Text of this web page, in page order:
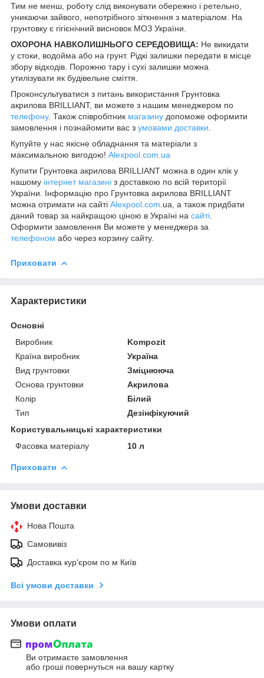
Тим не менш, роботу слід виконувати обережно і ретельно,
уникаючи зайвого, непотрібного зіткнення з матеріалом. На
грунтовку є гігієнічний висновок МОЗ України.
ОХОРОНА НАВКОЛИШНЬОГО СЕРЕДОВИЩА: Не викидати
у стоки, водойма або на грунт. Рідкі залишки передати в місце
збору відходів. Порожню тару і сухі залишки можна
утилізувати як будівельне сміття.
Проконсультуватися з питань використання Грунтовка
акрилова BRILLIANT, ви можете з нашим менеджером по
телефону. Також співробітник магазину допоможе оформити
замовлення і познайомити вас з умовами доставки
Купуйте у нас якісне обладнання та матеріали з
максимальною вигодою! Alexpool.com.ua
Купити Грунтовка акрилова BRILLIANT можна в один клік у
нашому інтернет магазині з доставкою по всій території
України. Інформацію про Грунтовка акрилова BRILLIANT
можна отримати на сайті Alexpool.com .ua, а також придбати
даний товар за найкращою ціною в Україні на сайті
Оформити замовлення Ви можете у менеджера за
телефоном або через корзину сайту.
Приховати
Характеристики
Основні
Виробник
Kompozit
Країна виробник
Україна
Вид грунтовки
Зміцнююча
Основа грунтовки
Акрилова
Колір
Білий
Тип
Дезінфікуючий
Користувальницькі характеристики
Фасовка матеріалу
10 л
Приховати
Умови доставки
Нова Пошта
Самовивіз
Доставка кур'єром по м Київ
Всі умови доставки
Умови оплати
Ви отримаєте замовлення
або гроші повернуться на вашу картку